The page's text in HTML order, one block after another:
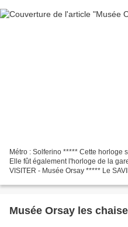
Métro : Solferino ***** Cette horloge
Elle fût également l'horloge de la
VISITER - Musée Orsay ***** Le
Musée Orsay les